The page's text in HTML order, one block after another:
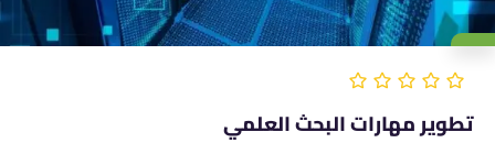
تطوير مهارات البحث العلمي